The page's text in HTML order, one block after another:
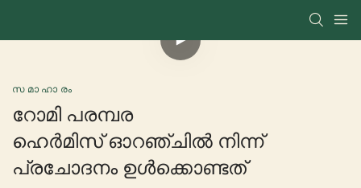
സമാഹാരം
റോമി പരമ്പര
ഹെർമിസ് ഓറഞ്ചിൽ നിന്ന്
പ്രചോദനം ഉൾക്കൊണ്ടത്